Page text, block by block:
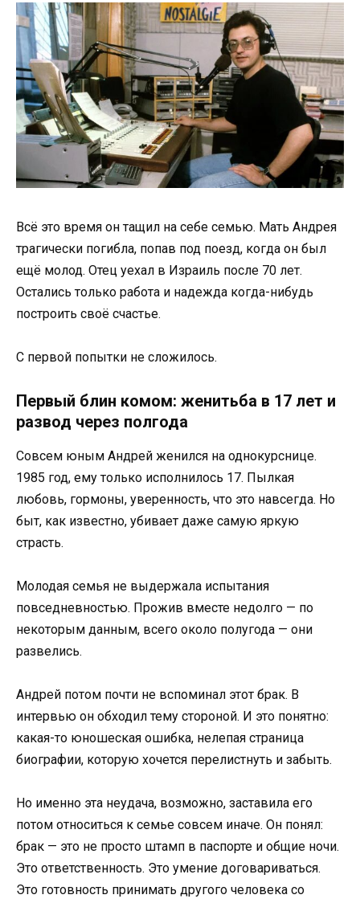
Всё это время он тащил на себе семью. Мать Андрея
трагически погибла, попав под поезд, когда он был
ещё молод. Отец уехал в Израиль после 70 лет.
Остались только работа и надежда когда-нибудь
построить своё счастье.
С первой попытки не сложилось.
Первый блин комом: женитьба в 17 лет и
развод через полгода
Совсем юным Андрей женился на однокурснице.
1985 год, ему только исполнилось 17. Пылкая
любовь, гормоны, уверенность, что это навсегда. Но
быт, как известно, убивает даже самую яркую
страсть.
Молодая семья не выдержала испытания
повседневностью. Прожив вместе недолго — по
некоторым данным, всего около полугода — они
развелись.
Андрей потом почти не вспоминал этот брак. В
интервью он обходил тему стороной. И это понятно:
какая-то юношеская ошибка, нелепая страница
биографии, которую хочется перелистнуть и забыть.
Но именно эта неудача, возможно, заставила его
потом относиться к семье совсем иначе. Он понял:
брак — это не просто штамп в паспорте и общие ночи.
Это ответственность. Это умение договариваться.
Это готовность принимать другого человека со